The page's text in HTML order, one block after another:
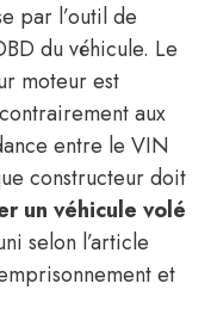
par l’outil de
du véhicule. Le
moteur est
aux
entre le VIN
constructeur doit
un véhicule volé
selon l’article
et